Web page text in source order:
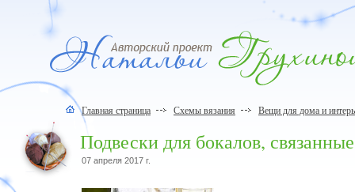
Главная страница Схемы вязания Вещи для дома и
Подвески для бокалов,
07 апреля 2017 г.